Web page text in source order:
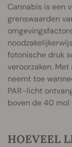
Cannabis is een
grenswaarden
fotonische druk
veroorzaken.
neemt toe
PAR-licht
boven de 40 mol
HOEVEEL